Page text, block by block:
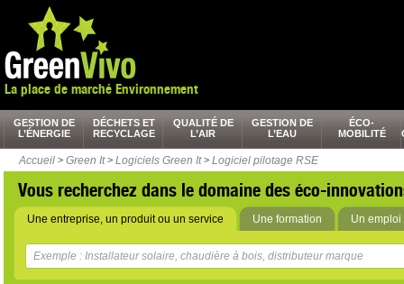
La place de marché Environnement
GESTION DE
L’ÉNERGIE
DÉCHETS ET
RECYCLAGE
QUALITÉ DE
L’AIR
GESTION DE
L’EAU
ÉCO-
MOBILITÉ
Accueil > Green It > Logiciels Green It > Logiciel pilotage RSE
Vous recherchez dans le domaine des éco-
Une entreprise, un produit ou un service Une formation Un emploi